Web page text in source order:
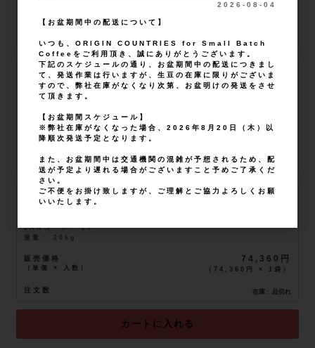
19,140円
10kg
軽減税率対象
品番
a01Q900001CgQ8MIAV
JANコード
販売価格
（単価 × 入数）
37,680円
注文数 在庫 品切れ
20kg
軽減税率対象
JANコード
20
20kg
販売価格
（単価 × 入数）
74,360円
（ 74,360円 × 袋 ）
注文数 在庫 品切れ
カートに入れる
2026-08-04
【お盆期間中の配送について】
いつも、ORIGIN COUNTRIES for Small Batch
Coffeeをご利用頂き、誠にありがとうございます。
下記のスケジュールの通り、お盆期間中の配送につきまし
て、発送作業は行いますが、生豆の在庫に限りがございま
すので、弊社在庫がなくなり次第、お盆明けの発送をさせ
て頂きます。
【お盆期間スケジュール】
※弊社在庫がなくなった場合、2026年8月20日（木）以
降順次発送予定となります。
また、お盆期間中は交通機関の混雑が予想されるため、配
送が予定より遅れる場合がございますこと予めご了承くだ
さい。
ご不便をお掛け致しますが、ご理解とご協力よろしくお願
いいたします。